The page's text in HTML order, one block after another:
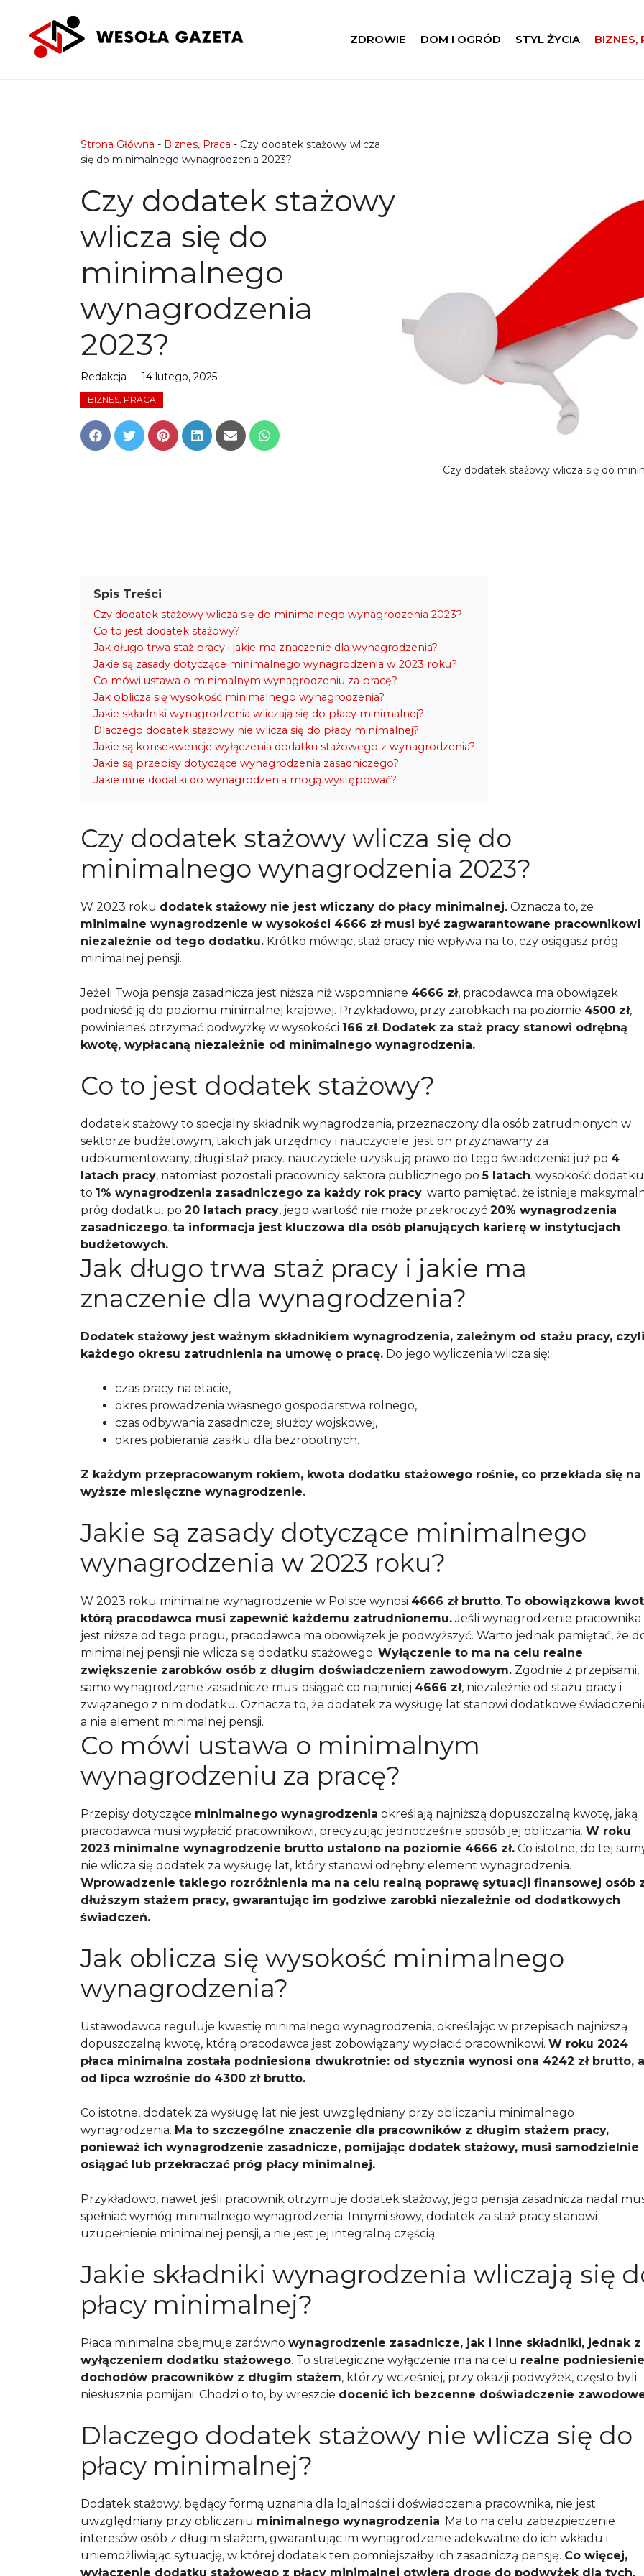
treści
ZDROWIE DOM I OGRÓD STYL ŻYCIA BIZNES,
Strona Główna - Biznes, Praca - Czy dodatek stażowy wlicza
się do minimalnego wynagrodzenia 2023?
Czy dodatek stażowy
wlicza się do
minimalnego
wynagrodzenia
2023?
Redakcja 14 lutego, 2025
BIZNES, PRACA
Share
on
Share
on
Share
on
Share
on
Share
on
Share
on
Czy dodatek stażowy wlicza się do
Spis Treści
Czy dodatek stażowy wlicza się do minimalnego wynagrodzenia 2023?
Co to jest dodatek stażowy?
Jak długo trwa staż pracy i jakie ma znaczenie dla wynagrodzenia?
Jakie są zasady dotyczące minimalnego wynagrodzenia w 2023 roku?
Co mówi ustawa o minimalnym wynagrodzeniu za pracę?
Jak oblicza się wysokość minimalnego wynagrodzenia?
Jakie składniki wynagrodzenia wliczają się do płacy minimalnej?
Dlaczego dodatek stażowy nie wlicza się do płacy minimalnej?
Jakie są konsekwencje wyłączenia dodatku stażowego z wynagrodzenia?
Jakie są przepisy dotyczące wynagrodzenia zasadniczego?
Jakie inne dodatki do wynagrodzenia mogą występować?
Czy dodatek stażowy wlicza się do
minimalnego wynagrodzenia 2023?
W 2023 roku dodatek stażowy nie jest wliczany do płacy minimalnej. Oznacza to, że
minimalne wynagrodzenie w wysokości 4666 zł musi być zagwarantowane pracownikowi
niezależnie od tego dodatku. Krótko mówiąc, staż pracy nie wpływa na to, czy osiągasz próg
minimalnej pensji.
Jeżeli Twoja pensja zasadnicza jest niższa niż wspomniane 4666 zł, pracodawca ma obowiązek
podnieść ją do poziomu minimalnej krajowej. Przykładowo, przy zarobkach na poziomie 4500 zł,
powinieneś otrzymać podwyżkę w wysokości 166 zł. Dodatek za staż pracy stanowi odrębną
kwotę, wypłacaną niezależnie od minimalnego wynagrodzenia.
Co to jest dodatek stażowy?
dodatek stażowy to specjalny składnik wynagrodzenia, przeznaczony dla osób zatrudnionych w
sektorze budżetowym, takich jak urzędnicy i nauczyciele. jest on przyznawany za
udokumentowany, długi staż pracy. nauczyciele uzyskują prawo do tego świadczenia już po 4
latach pracy, natomiast pozostali pracownicy sektora publicznego po5 latach. wysokość dodatku
to 1% wynagrodzenia zasadniczego za każdy rok pracy. warto pamiętać, że istnieje
próg dodatku. po 20 latach pracy, jego wartość nie może przekroczyć 20% wynagrodzenia
zasadniczego. ta informacja jest kluczowa dla osób planujących karierę w instytucjach
budżetowych.
Jak długo trwa staż pracy i jakie ma
znaczenie dla wynagrodzenia?
Dodatek stażowy jest ważnym składnikiem wynagrodzenia, zależnym od stażu pracy, czyli
każdego okresu zatrudnienia na umowę o pracę. Do jego wyliczenia wlicza się:
czas pracy na etacie,
okres prowadzenia własnego gospodarstwa rolnego,
czas odbywania zasadniczej służby wojskowej,
okres pobierania zasiłku dla bezrobotnych.
Z każdym przepracowanym rokiem, kwota dodatku stażowego rośnie, co przekłada się na
wyższe miesięczne wynagrodzenie.
Jakie są zasady dotyczące minimalnego
wynagrodzenia w 2023 roku?
W 2023 roku minimalne wynagrodzenie w Polsce wynosi 4666 zł brutto. To obowiązkowa
którą pracodawca musi zapewnić każdemu zatrudnionemu.Jeśli wynagrodzenie pracownika
jest niższe od tego progu, pracodawca ma obowiązek je podwyższyć. Warto jednak pamiętać, że
minimalnej pensji nie wlicza się dodatku stażowego. Wyłączenie to ma na celu realne
zwiększenie zarobków osób z długim doświadczeniem zawodowym. Zgodnie z przepisami,
samo wynagrodzenie zasadnicze musi osiągać co najmniej 4666 zł, niezależnie od stażu pracy i
związanego z nim dodatku. Oznacza to, że dodatek za wysługę lat stanowi dodatkowe
a nie element minimalnej pensji.
Co mówi ustawa o minimalnym
wynagrodzeniu za pracę?
Przepisy dotyczące minimalnego wynagrodzenia określają najniższą dopuszczalną kwotę, jaką
pracodawca musi wypłacić pracownikowi, precyzując jednocześnie sposób jej obliczania. W roku
2023 minimalne wynagrodzenie brutto ustalono na poziomie 4666 zł. Co istotne, do tej
nie wlicza się dodatek za wysługę lat, który stanowi odrębny element wynagrodzenia.
Wprowadzenie takiego rozróżnienia ma na celu realną poprawę sytuacji finansowej osób
dłuższym stażem pracy, gwarantując im godziwe zarobki niezależnie od dodatkowych
świadczeń.
Jak oblicza się wysokość minimalnego
wynagrodzenia?
Ustawodawca reguluje kwestię minimalnego wynagrodzenia, określając w przepisach najniższą
dopuszczalną kwotę, którą pracodawca jest zobowiązany wypłacić pracownikowi. W roku 2024
płaca minimalna została podniesiona dwukrotnie: od stycznia wynosi ona 4242 zł brutto, a
od lipca wzrośnie do 4300 zł brutto.
Co istotne, dodatek za wysługę lat nie jest uwzględniany przy obliczaniu minimalnego
wynagrodzenia. Ma to szczególne znaczenie dla pracowników z długim stażem pracy,
ponieważ ich wynagrodzenie zasadnicze, pomijając dodatek stażowy, musi samodzielnie
osiągać lub przekraczać próg płacy minimalnej.
Przykładowo, nawet jeśli pracownik otrzymuje dodatek stażowy, jego pensja zasadnicza nadal
spełniać wymóg minimalnego wynagrodzenia. Innymi słowy, dodatek za staż pracy stanowi
uzupełnienie minimalnej pensji, a nie jest jej integralną częścią.
Jakie składniki wynagrodzenia wliczają się
płacy minimalnej?
Płaca minimalna obejmuje zarówno wynagrodzenie zasadnicze, jak i inne składniki, jednak z
wyłączeniem dodatku stażowego. To strategiczne wyłączenie ma na celu realne podniesienie
dochodów pracowników z długim stażem, którzy wcześniej, przy okazji podwyżek, często byli
niesłusznie pomijani. Chodzi o to, by wreszcie docenić ich bezcenne doświadczenie
Dlaczego dodatek stażowy nie wlicza się do
płacy minimalnej?
Dodatek stażowy, będący formą uznania dla lojalności i doświadczenia pracownika, nie jest
uwzględniany przy obliczaniu minimalnego wynagrodzenia. Ma to na celu zabezpieczenie
interesów osób z długim stażem, gwarantując im wynagrodzenie adekwatne do ich wkładu i
uniemożliwiając sytuację, w której dodatek ten pomniejszałby ich zasadniczą pensję. Co więcej,
wyłączenie dodatku stażowego z płacy minimalnej otwiera drogę do podwyżek dla tych,